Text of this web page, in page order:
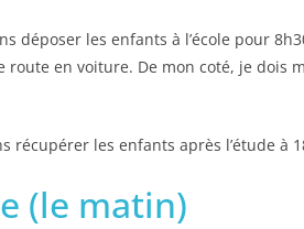
déposer les enfants à l’école pour
route en voiture. De mon coté, je dois
récupérer les enfants après l’étude à
(le matin)